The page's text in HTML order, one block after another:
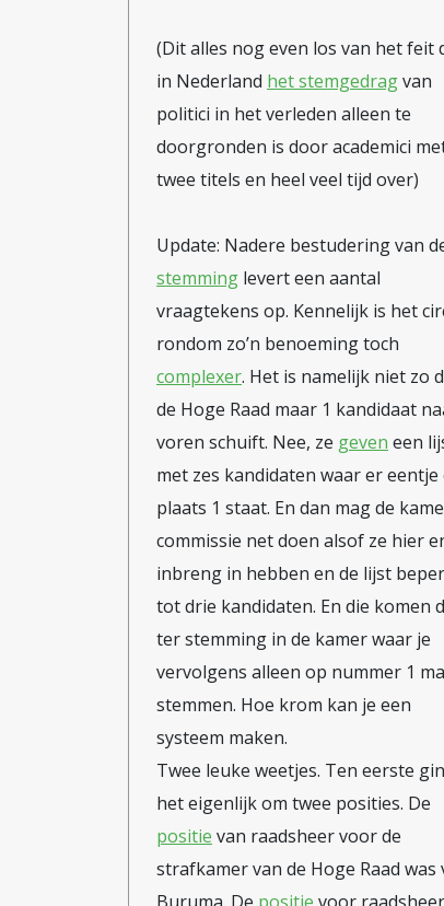
(Dit alles nog even los van het feit
in Nederland het stemgedragvan
politici in het verleden alleen te
doorgronden is door academici
twee titels en heel veel tijd over)
Update: Nadere bestudering van
stemming levert een aantal
vraagtekens op. Kennelijk is het
rondom zo’n benoeming toch
complexer. Het is namelijk niet zo
de Hoge Raad maar 1 kandidaat
voren schuift. Nee, ze geven een
met zes kandidaten waar er eentje
plaats 1 staat. En dan mag de
commissie net doen alsof ze hier
inbreng in hebben en de lijst
tot drie kandidaten. En die komen
ter stemming in de kamer waar je
vervolgens alleen op nummer 1
stemmen. Hoe krom kan je een
systeem maken.
Twee leuke weetjes. Ten eerste
het eigenlijk om twee posities. De
positie van raadsheer voor de
strafkamer van de Hoge Raad was